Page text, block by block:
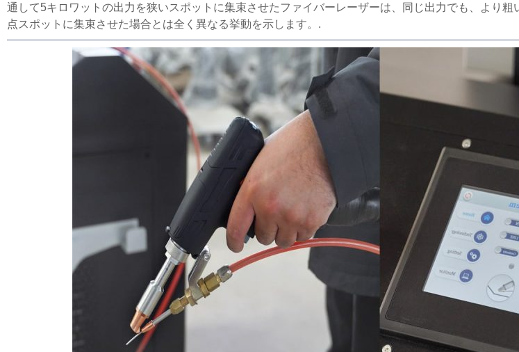
通して5キロワットの出力を狭いスポットに集束させたファイバーレーザーは、同じ出力でも、より
点スポットに集束させた場合とは全く異なる挙動を示します。.